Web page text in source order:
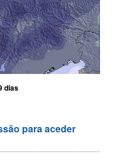
dias
para aceder